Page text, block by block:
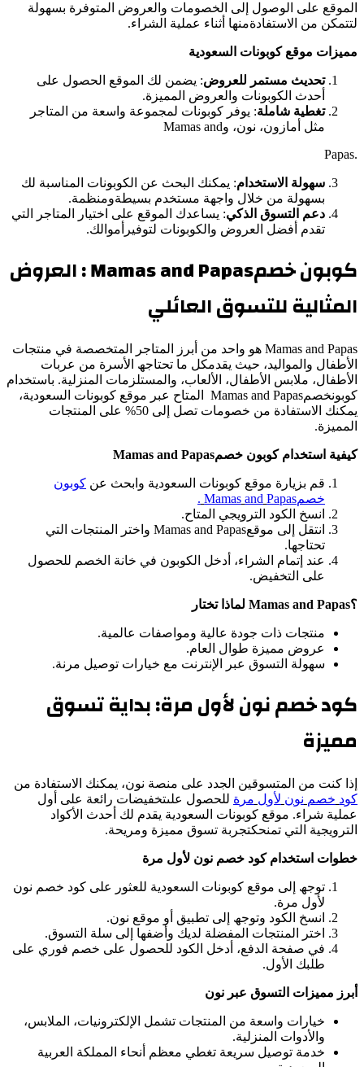
الموقع على الوصول إلى الخصومات والعروض المتوفرة بسھولة
لتتمكن من الاستفادةمنھا أثناء عملیة الشراء.
ممیزات موقع كوبونات السعودیة
تحدیث مستمر للعروض: یضمن لك الموقع الحصول على
أحدث الكوبونات والعروض الممیزة.
تغطیة شاملة: یوفر كوبونات لمجموعة واسعة من المتاجر
مثل أمازون، نون، وMamas and
.Papas
سھولة الاستخدام: یمكنك البحث عن الكوبونات المناسبة لك
بسھولة من خلال واجھة مستخدم بسیطةومنظمة.
دعم التسوق الذكي: یساعدك الموقع على اختیار المتاجر التي
تقدم أفضل العروض والكوبونات لتوفیرأموالك.
كوبون خصمMamas and Papas : العروض
المثالیة للتسوق العائلي
Mamas and Papas ھو واحد من أبرز المتاجر المتخصصة في منتجات
الأطفال والموالید، حیث یقدمكل ما تحتاجھ الأسرة من عربات
الأطفال، ملابس الأطفال، الألعاب، والمستلزمات المنزلیة. باستخدام
كوبونخصمMamas and Papas المتاح عبر موقع كوبونات السعودیة،
یمكنك الاستفادة من خصومات تصل إلى 50% على المنتجات
الممیزة.
كیفیة استخدام كوبون خصمMamas and Papas
قم بزیارة موقع كوبونات السعودیة وابحث عن كوبون
خصم Mamas and Papas
.
انسخ الكود الترویجي المتاح.
انتقل إلى موقعMamas and Papas واختر المنتجات التي
تحتاجھا.
عند إتمام الشراء، أدخل الكوبون في خانة الخصم للحصول
على التخفیض.
؟Mamas and Papas لماذا تختار
منتجات ذات جودة عالیة ومواصفات عالمیة.
عروض ممیزة طوال العام.
سھولة التسوق عبر الإنترنت مع خیارات توصیل مرنة.
كود خصم نون لأول مرة: بدایة تسوق
ممیزة
إذا كنت من المتسوقین الجدد على منصة نون، یمكنك الاستفادة من
كود خصم نون لأول مر ة للحصول علىتخفیضات رائعة على أول
عملیة شراء. موقع كوبونات السعودیة یقدم لك أحدث الأكواد
الترویجیة التي تمنحكتجربة تسوق ممیزة ومریحة.
خطوات استخدام كود خصم نون لأول مرة
توجھ إلى موقع كوبونات السعودیة للعثور على كود خصم نون
لأول مرة.
انسخ الكود وتوجھ إلى تطبیق أو موقع نون.
اختر المنتجات المفضلة لدیك وأضفھا إلى سلة التسوق.
في صفحة الدفع، أدخل الكود للحصول على خصم فوري على
طلبك الأول.
أبرز ممیزات التسوق عبر نون
خیارات واسعة من المنتجات تشمل الإلكترونیات، الملابس،
والأدوات المنزلیة.
خدمة توصیل سریعة تغطي معظم أنحاء المملكة العربیة